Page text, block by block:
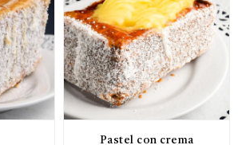
Pastel con crema